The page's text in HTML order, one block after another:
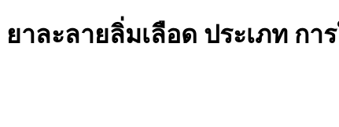
ยาละลายลิ่มเลือด ประเภท ก